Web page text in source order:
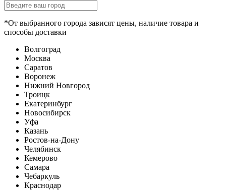
*От выбранного города зависят цены, наличие товара и
способы доставки
Волгоград
Москва
Саратов
Воронеж
Нижний Новгород
Троицк
Екатеринбург
Новосибирск
Уфа
Казань
Ростов-на-Дону
Челябинск
Кемерово
Самара
Чебаркуль
Краснодар